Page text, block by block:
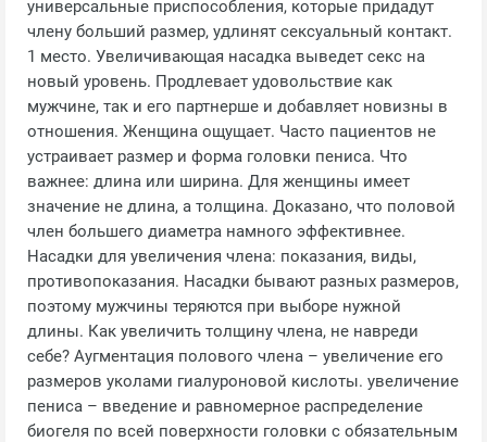
универсальные приспособления, которые придадут
члену больший размер, удлинят сексуальный контакт.
1 место. Увеличивающая насадка выведет секс на
новый уровень. Продлевает удовольствие как
мужчине, так и его партнерше и добавляет новизны в
отношения. Женщина ощущает. Часто пациентов не
устраивает размер и форма головки пениса. Что
важнее: длина или ширина. Для женщины имеет
значение не длина, а толщина. Доказано, что половой
член большего диаметра намного эффективнее.
Насадки для увеличения члена: показания, виды,
противопоказания. Насадки бывают разных размеров,
поэтому мужчины теряются при выборе нужной
длины. Как увеличить толщину члена, не навреди
себе? Аугментация полового члена – увеличение его
размеров уколами гиалуроновой кислоты. увеличение
пениса – введение и равномерное распределение
биогеля по всей поверхности головки с обязательным